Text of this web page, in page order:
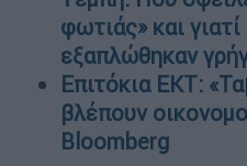
φωτιάς» και
εξαπλώθηκαν
Επιτόκια ΕΚΤ:
βλέπουν
Bloomberg